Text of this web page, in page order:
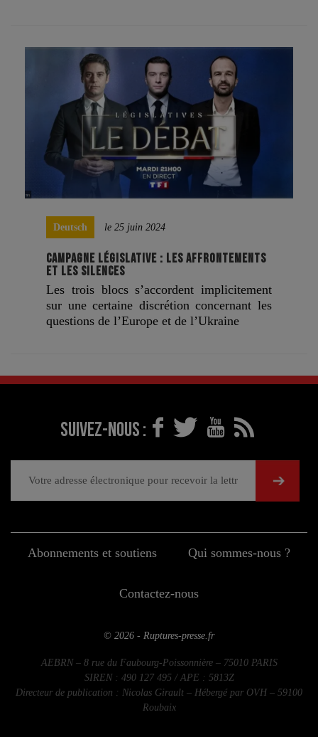
Deutsch le 25 juin 2024
CAMPAGNE LÉGISLATIVE : LES AFFRONTEMENTS
ET LES SILENCES
Les trois blocs s’accordent implicitement
sur une certaine discrétion concernant les
questions de l’Europe et de l’Ukraine
Suivez-nous :
Abonnements et soutiens Qui sommes-nous ?
Contactez-nous
© 2026 - Ruptures-presse.fr
AEBRN – 8 rue du Faubourg-Poissonnière – 75010 PARIS
SIREN : 490 127 495 / APE : 5813Z
Directeur de publication : Nicolas Girault – Hébergé par OVH – 59100
Roubaix